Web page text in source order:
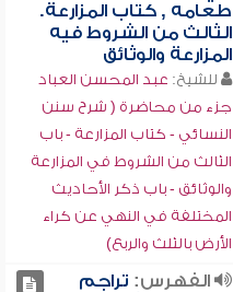
طعامه , كتاب المزارعة.
الثالث من الشروط فيه
المزارعة والوثائق
للشيخ: عبد المحسن العباد
جزء من محاضرة ( شرح سنن
النسائي - كتاب المزارعة - باب
الثالث من الشروط في المزارعة
والوثائق - باب ذكر الأحاديث
المختلفة في النهي عن كراء
الأرض بالثلث والربع)
الفهرس: تراجم